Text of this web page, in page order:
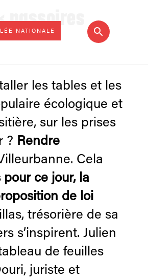
NATIONALE
les tables et les
écologique et
sur les prises
? Rendre
Cela
pour ce jour, la
de loi
trésorière de sa
s’inspirent. Julien
de feuilles
juriste et